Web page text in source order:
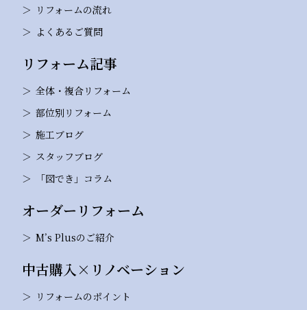
リフォームの流れ
よくあるご質問
リフォーム記事
全体・複合リフォーム
部位別リフォーム
施工ブログ
スタッフブログ
「図でき」コラム
オーダーリフォーム
M’s Plusのご紹介
中古購入×リノベーション
リフォームのポイント